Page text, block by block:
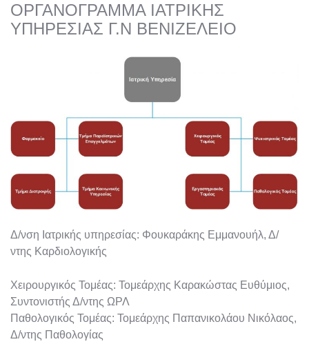
ΟΡΓΑΝΟΓΡΑΜΜΑ ΙΑΤΡΙΚΗΣ
ΥΠΗΡΕΣΙΑΣ Γ.Ν ΒΕΝΙΖΕΛΕΙΟ
Δ/νση Ιατρικής υπηρεσίας: Φουκαράκης Εμμανουήλ, Δ/
ντης Καρδιολογικής
Χειρουργικός Τομέας: Τομεάρχης Καρακώστας Ευθύμιος,
Συντονιστής Δ/ντης ΩΡΛ
Παθολογικός Τομέας: Τομεάρχης Παπανικολάου Νικόλαος,
Δ/ντης Παθολογίας